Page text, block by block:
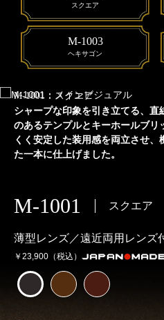
スクエア
M-1003
ヘキサゴン
M-1001：スクエア
シャープな印象を引き立てる、
のあるテンプルと キーホールブリ
くく安定した装用感を両立させ、
た一本に仕上げました。
M-1001 スクエア
薄型レンズ／遠近両用レンズ
￥23,900（税込）
M-1002：ボストン
丸みのあるフレームラインが、
エッジの効いた立体的なカッティ
セテート生地によって奥行きのあ
￥23,900（税込）
M-1003：ヘキサゴン
知的でシャープな印象を演出す
テート素材を巻き付け、上品な色
でこだわったディテールが、ワン
す。
M-1003 ヘキサゴン
薄型レンズ／遠近両用レンズ
￥23,900（税込）
M-1004：スクエアコンビネーショ
アセテートとメタルのコンビネ
すぎず程よい品格を保ち、フォー
ルにはしなやかでやわらかなフィ
しました。
M-1004
コンビネー
薄型レンズ／遠近両用レンズ
￥23,900（税込）